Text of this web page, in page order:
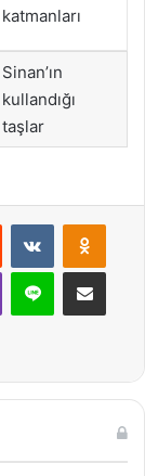
katmanları
Sinan’ın
kullandığı
taşlar
Reddit VKontakte
Viber Line E-Posta ile